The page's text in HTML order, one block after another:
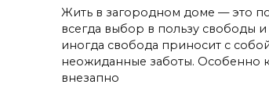
Жить в загородном доме — это
всегда выбор в пользу свободы и
иногда свобода приносит с
неожиданные заботы. Особенно
внезапно